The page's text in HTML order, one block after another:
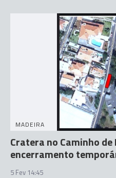
MADEIRA
Cratera no Caminho
encerramento
5 Fev 14:45